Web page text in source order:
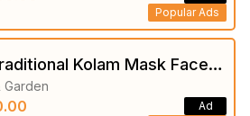
Popular Ads
Kolam Mask Faces
Garden
Ad